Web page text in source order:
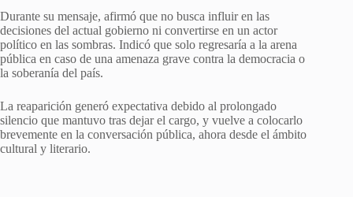
Durante su mensaje, afirmó que no busca influir en las
decisiones del actual gobierno ni convertirse en un actor
político en las sombras. Indicó que solo regresaría a la arena
pública en caso de una amenaza grave contra la democracia o
la soberanía del país.
La reaparición generó expectativa debido al prolongado
silencio que mantuvo tras dejar el cargo, y vuelve a colocarlo
brevemente en la conversación pública, ahora desde el ámbito
cultural y literario.